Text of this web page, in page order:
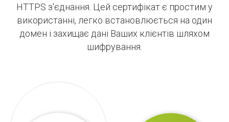
HTTPS з'єднання. Цей сертифікат є простим у
використанні, легко встановлюється на один
домен і захищає дані Ваших клієнтів шляхом
шифрування.